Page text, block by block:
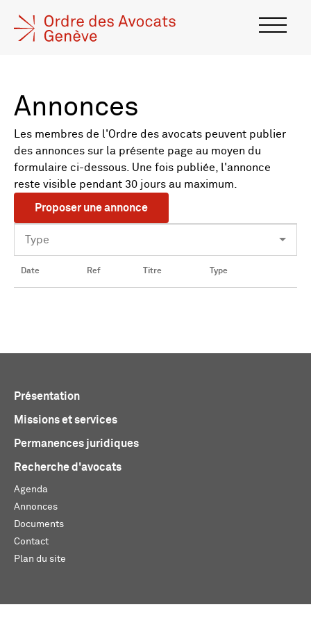
Annonces
Les membres de l'Ordre des avocats peuvent publier
des annonces sur la présente page au moyen du
formulaire ci-dessous. Une fois publiée, l'annonce
reste visible pendant 30 jours au maximum.
Proposer une annonce
Date Ref Titre Type
Présentation
Missions et services
Permanences juridiques
Recherche d'avocats
Agenda
Annonces
Documents
Contact
Plan du site